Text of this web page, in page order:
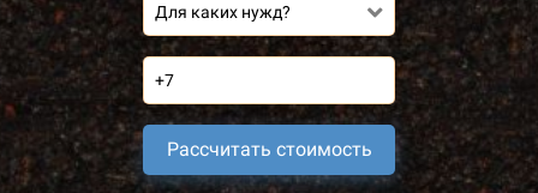
Для каких нужд?
Рассчитать стоимость